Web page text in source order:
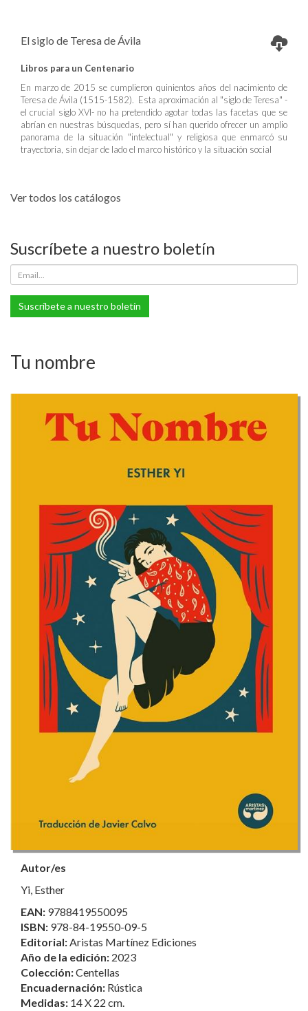
El siglo de Teresa de Ávila
Libros para un Centenario
En marzo de 2015 se cumplieron quinientos años del nacimiento de
Teresa de Ávila (1515-1582). Esta aproximación al "siglo de Teresa" -
el crucial siglo XVI- no ha pretendido agotar todas las facetas que se
abrían en nuestras búsquedas, pero sí han querido ofrecer un amplio
panorama de la situación "intelectual" y religiosa que enmarcó su
trayectoria, sin dejar de lado el marco histórico y la situación social
Ver todos los catálogos
Suscríbete a nuestro boletín
Suscríbete a nuestro boletín
Tu nombre
Autor/es
Yi, Esther
EAN: 9788419550095
ISBN: 978-84-19550-09-5
Editorial:Aristas Martínez Ediciones
Año de la edición: 2023
Colección:Centellas
Encuadernación: Rústica
Medidas: 14 X 22 cm.